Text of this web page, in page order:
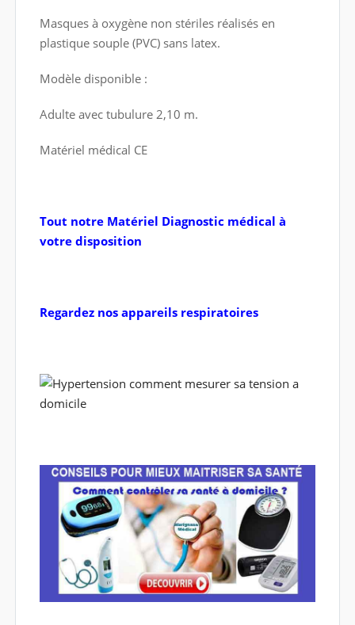
Masques à oxygène non stériles réalisés en
plastique souple (PVC) sans latex.
Modèle disponible :
Adulte avec tubulure 2,10 m.
Matériel médical CE
Tout notre Matériel Diagnostic médical à
votre disposition
Regardez nos appareils respiratoires